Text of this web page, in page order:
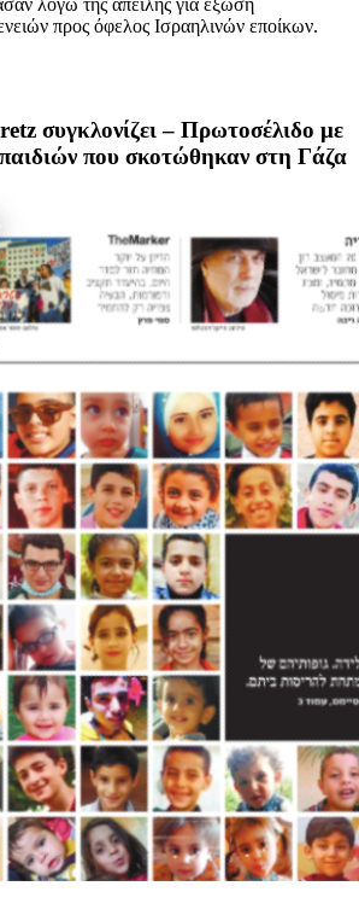
προς όφελος Ισραηλινών εποίκων.
συγκλονίζει – Πρωτοσέλιδο με
που σκοτώθηκαν στη Γάζα